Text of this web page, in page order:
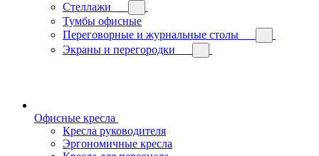
Стеллажи
Тумбы офисные
Переговорные и журнальные столы
Экраны и перегородки
Офисные кресла
Кресла руководителя
Эргономичные кресла